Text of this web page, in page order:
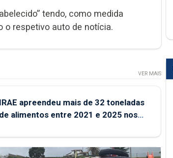
tendo, como medida
o respetivo auto de notícia.
VER MAIS
IRAE apreendeu mais de 32 toneladas
de alimentos entre 2021 e 2025 nos